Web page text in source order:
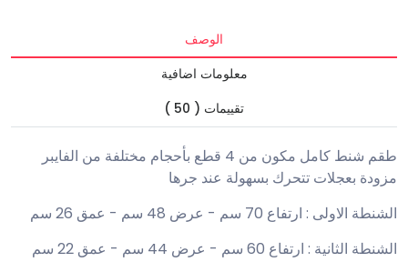
الوصف
معلومات اضافية
تقييمات ( 50 )
طقم شنط كامل مكون من 4 قطع بأحجام مختلفة من الفايبر
مزودة بعجلات تتحرك بسهولة عند جرها
الشنطة الاولى : ارتفاع 70 سم - عرض 48 سم - عمق 26 سم
الشنطة الثانية : ارتفاع 60 سم - عرض 44 سم - عمق 22 سم